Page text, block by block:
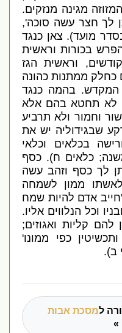
מגינה מנזקים.
חצר עשה סוכה',
מועד).צאן כנגד
בכורות וראשית
,וראשית הגז
ממתנות כהונה
.בהמה כנגד
תחטא בהם אלא
וחמור ולא תרביע
שבגידוליה יש את
בכלאים וכלאי
;כלאים ח ).כסף
לך כסף וזהב עשה
ממון לשמחה
אדם להיות שמח
וכל הנלווים אליו.
קליות ואגוזים;
כפי ממונו'
).
למסכת אבות